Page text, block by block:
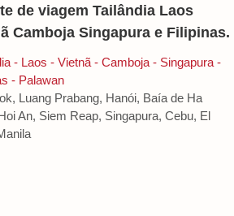
de viagem Tailândia Laos
Camboja Singapura e Filipinas.
- Laos - Vietnã - Camboja - Singapura -
- Palawan
Luang Prabang, Hanói, Baía de Ha
An, Siem Reap, Singapura, Cebu, El